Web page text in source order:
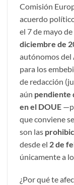
Comisión
acuerdo
el 7 de mayo
diciembre de
autónomos del
para los
de redacción
aún pendiente
en el DOUE
que conviene
son las
desde el 2 de
únicamente a
¿Por qué te